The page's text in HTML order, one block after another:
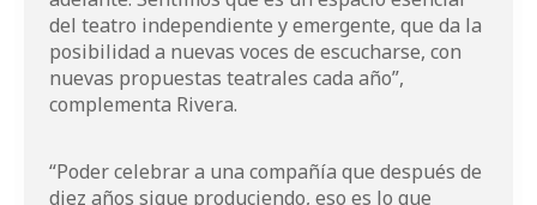
del teatro independiente y emergente, que da la
posibilidad a nuevas voces de escucharse, con
nuevas propuestas teatrales cada año”,
complementa Rivera.
“Poder celebrar a una compañía que después de
diez años sigue produciendo, eso es lo que